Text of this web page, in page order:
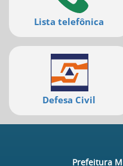
Lista telefônica
Defesa Civil
Prefeitura